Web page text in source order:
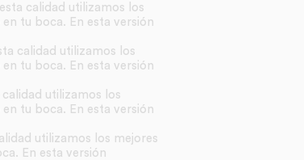
calidad utilizamos los
tu boca. En esta versión
calidad utilizamos los
tu boca. En esta versión
utilizamos los
tu boca. En esta versión
utilizamos los mejores
En esta versión